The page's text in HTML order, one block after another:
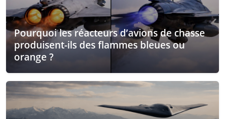
Pourquoi les réacteurs d’avions de chasse
produisent-ils des flammes bleues ou
orange ?